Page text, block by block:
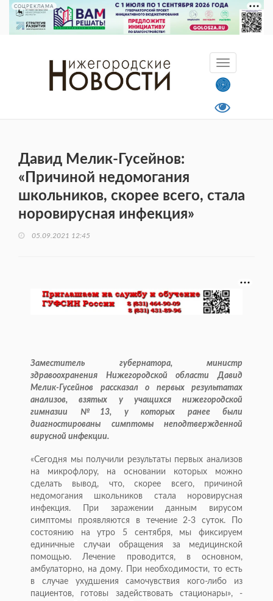
СОЦРЕКЛАМА
Давид Мелик-Гусейнов:
«Причиной недомогания
школьников, скорее всего, стала
норовирусная инфекция»
05.09.2021 12:45
Заместитель губернатора, министр
здравоохранения Нижегородской области Давид
Мелик-Гусейнов рассказал о первых результатах
анализов, взятых у учащихся нижегородской
гимназии №13, у которых ранее были
диагностированы симптомы неподтвержденной
вирусной инфекции.
«Сегодня мы получили результаты первых анализов
на микрофлору, на основании которых можно
сделать вывод, что, скорее всего, причиной
недомогания школьников стала норовирусная
инфекция. При заражении данным вирусом
симптомы проявляются в течение 2-3 суток. По
состоянию на утро 5 сентября, мы фиксируем
единичные случаи обращения за медицинской
помощью. Лечение проводится, в основном,
амбулаторно, на дому. При необходимости, то есть
в случае ухудшения самочувствия кого-либо из
пациентов, готовы задействовать стационары», -